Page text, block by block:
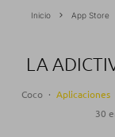
Inicio App Store
LA
Coco · Aplicaciones
30